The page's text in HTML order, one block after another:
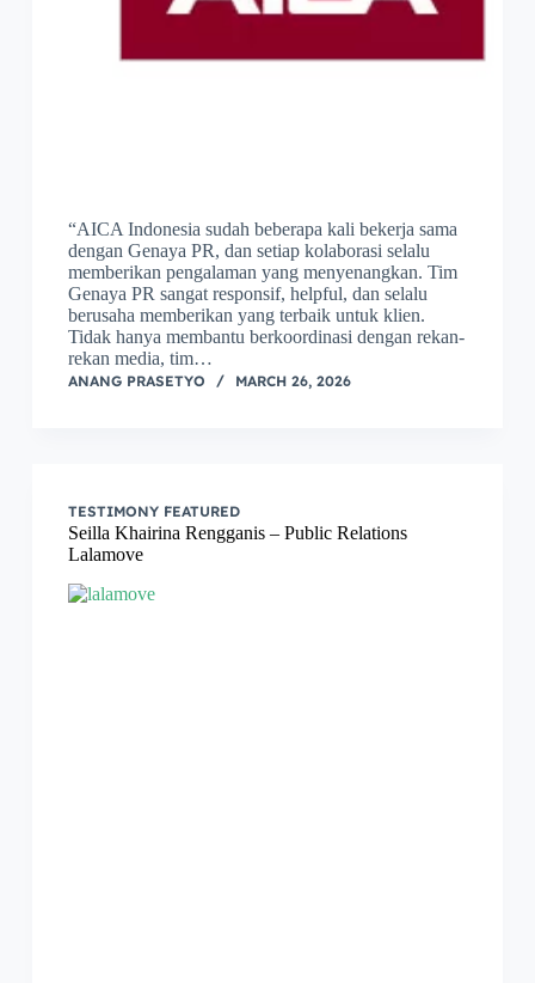
“AICA Indonesia sudah beberapa kali bekerja sama
dengan Genaya PR, dan setiap kolaborasi selalu
memberikan pengalaman yang menyenangkan. Tim
Genaya PR sangat responsif, helpful, dan selalu
berusaha memberikan yang terbaik untuk klien.
Tidak hanya membantu berkoordinasi dengan rekan-
rekan media, tim…
ANANG PRASETYO MARCH 26, 2026
TESTIMONY FEATURED
Seilla Khairina Rengganis – Public Relations
Lalamove